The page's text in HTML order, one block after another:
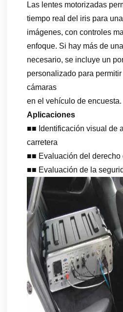
Las lentes motorizadas
tiempo real del iris para
imágenes, con controles
enfoque. Si hay más de
necesario, se incluye un
personalizado para
cámaras
en el vehículo de encuesta.
Aplicaciones
■■ Identificación visual de
carretera
■■ Evaluación del derecho
■■ Evaluación de la